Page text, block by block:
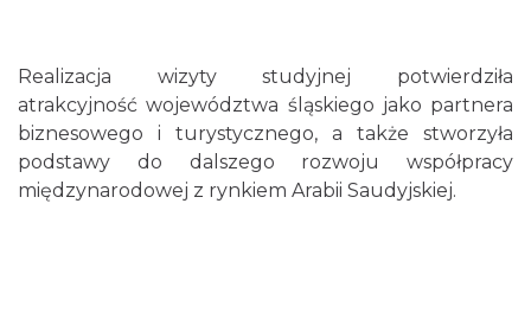
Realizacja wizyty studyjnej potwierdziła
atrakcyjność województwa śląskiego jako partnera
biznesowego i turystycznego, a także stworzyła
podstawy do dalszego rozwoju współpracy
międzynarodowej z rynkiem Arabii Saudyjskiej.